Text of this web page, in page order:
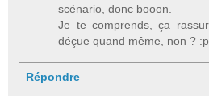
scénario, donc booon.
Je te comprends, ça
déçue quand même, non ? :p
Répondre